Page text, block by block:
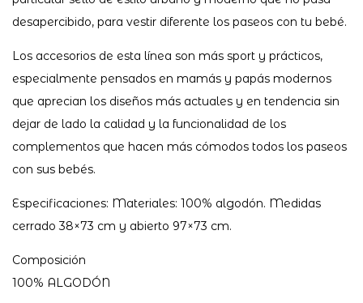
desapercibido, para vestir diferente los paseos con tu bebé.
Los accesorios de esta línea son más sport y prácticos,
especialmente pensados en mamás y papás modernos
que aprecian los diseños más actuales y en tendencia sin
dejar de lado la calidad y la funcionalidad de los
complementos que hacen más cómodos todos los paseos
con sus bebés.
Especificaciones: Materiales: 100% algodón. Medidas
cerrado 38×73 cm y abierto 97×73 cm.
Composición
100% ALGODÓN